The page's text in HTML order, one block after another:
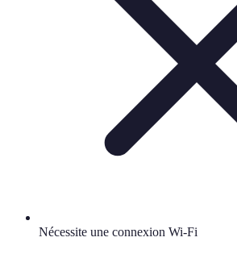
Nécessite une connexion Wi-Fi